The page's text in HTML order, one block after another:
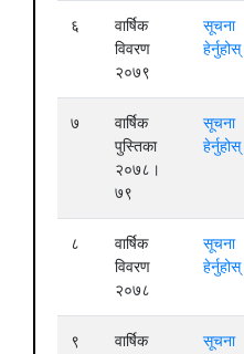
६
वार्षिक
विवरण
२०७९
सूचना
हेर्नुहोस्
७
वार्षिक
पुस्तिका
२०७८।
७९
सूचना
हेर्नुहोस्
८
वार्षिक
विवरण
२०७८
सूचना
हेर्नुहोस्
९ वार्षिक सूचना